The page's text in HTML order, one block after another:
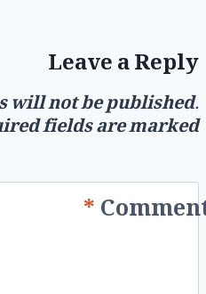
Leave a Reply
will not be published.
fields are marked
*